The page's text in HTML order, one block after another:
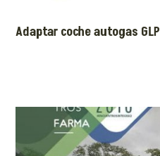
Adaptar coche autogas GLP